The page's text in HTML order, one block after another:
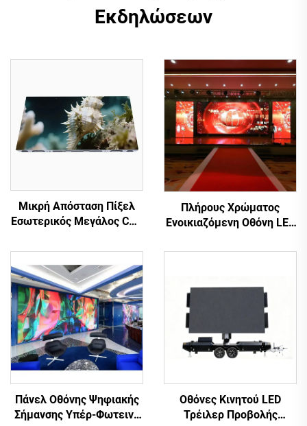
Εκδηλώσεων
Μικρή Απόσταση Πίξελ
Εσωτερικός Μεγάλος COB
Εύκαμπτη Οθόνη Πίνακα
για Κινηματογράφο
Σπιτιού
Πλήρους Χρώματος
Ενοικιαζόμενη Οθόνη LED
Κινητή Ενοικιαζόμενη
Πάνελ Οθόνης Ψηφιακής
Σήμανσης Υπέρ-Φωτεινό
Οθόνες Κινητού LED
Τρέιλερ Προβολής